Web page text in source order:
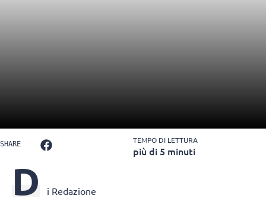
SHARE TEMPO DI LETTURA
più di 5 minuti
D i Redazione